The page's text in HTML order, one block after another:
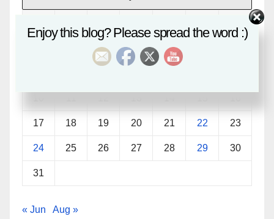
17 18 19 20 21 22 23
24 25 26 27 28 29 30
31
« Jun Aug »
Enjoy this blog? Please spread the word :)